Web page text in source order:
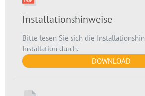
Installationshinweise
Bitte lesen Sie sich die
Installation durch.
DOWNLOAD